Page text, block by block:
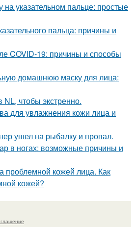
на указательном пальце: простые
пальца: причины и
COVID-19: причины и способы
домашнюю маску для лица:
NL, чтобы экстренно.
для увлажнения кожи лица и
ушел на рыбалку и пропал.
в ногах: возможные причины и
проблемной кожей лица. Как
кожей?